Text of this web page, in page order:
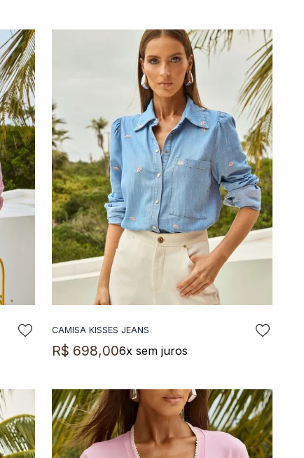
ADICIONAR A SACOLA
CAMISA KISSES JEANS
R$ 698,006x sem juros